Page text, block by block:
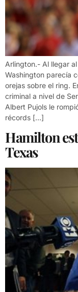
Arlington.- Al llegar
Washington parecía
orejas sobre el ring.
criminal a nivel de
Albert Pujols le
récords […]
Hamilton
Texas